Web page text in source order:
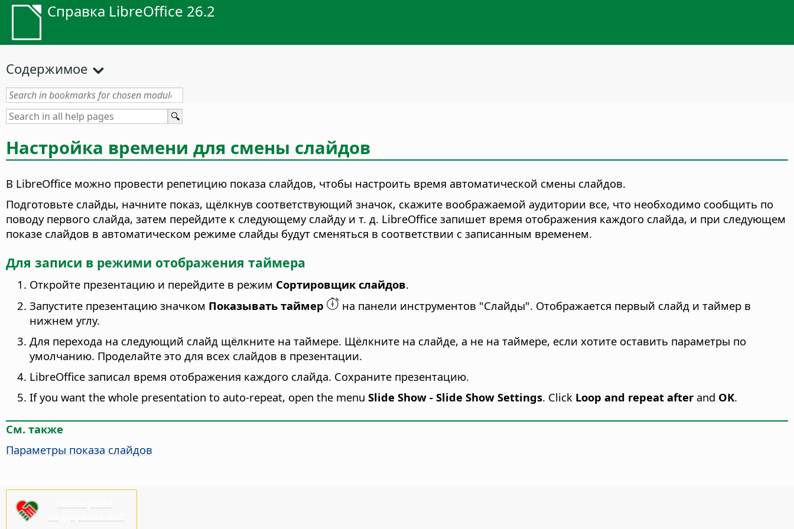
Справка LibreOffice 26.2
Содержимое
Настройка времени для смены слайдов
В LibreOffice можно провести репетицию показа слайдов, чтобы настроить время автоматической смены слайдов.
Подготовьте слайды, начните показ, щёлкнув соответствующий значок, скажите воображаемой аудитории все, что необходимо сообщить по
поводу первого слайда, затем перейдите к следующему слайду и т. д. LibreOffice запишет время отображения каждого слайда, и при следующем
показе слайдов в автоматическом режиме слайды будут сменяться в соответствии с записанным временем.
Для записи в режими отображения таймера
Откройте презентацию и перейдите в режим Сортировщик слайдов.
Запустите презентацию значком Показывать таймер
на панели инструментов "Слайды". Отображается первый слайд и таймер в
нижнем углу.
Для перехода на следующий слайд щёлкните на таймере. Щёлкните на слайде, а не на таймере, если хотите оставить параметры по
умолчанию. Проделайте это для всех слайдов в презентации.
LibreOffice записал время отображения каждого слайда. Сохраните презентацию.
If you want the whole presentation to auto-repeat, open the menu Slide Show - Slide Show Settings. Click Loop and repeat after and OK.
См. также
Параметры показа слайдов